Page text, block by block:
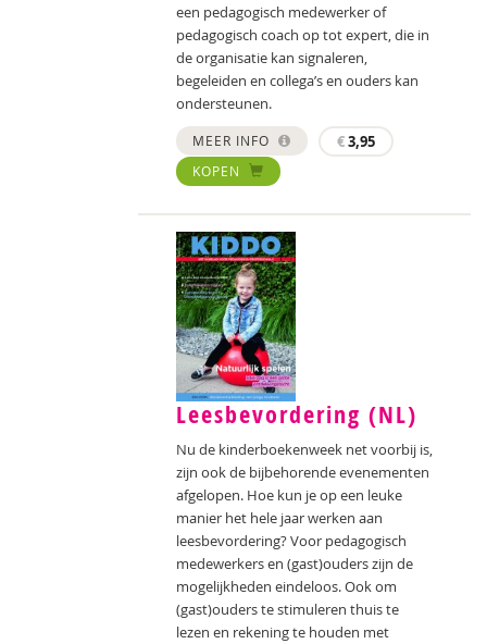
een pedagogisch medewerker of
pedagogisch coach op tot expert, die in
de organisatie kan signaleren,
begeleiden en collega’s en ouders kan
ondersteunen.
MEER INFO €3,95
KOPEN
Leesbevordering (NL)
Nu de kinderboekenweek net voorbij is,
zijn ook de bijbehorende evenementen
afgelopen. Hoe kun je op een leuke
manier het hele jaar werken aan
leesbevordering? Voor pedagogisch
medewerkers en (gast)ouders zijn de
mogelijkheden eindeloos. Ook om
(gast)ouders te stimuleren thuis te
lezen en rekening te houden met